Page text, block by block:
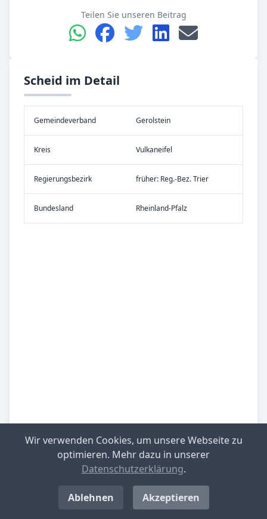
Teilen Sie unseren Beitrag
Scheid im Detail
Gemeinde­verband Gerolstein
Kreis Vulkaneifel
Re­gier­ungs­bezirk früher: Reg.-Bez. Trier
Bundes­land Rheinland-Pfalz
Be­sied­lung gering besiedelt
Be­lieb­te Rei­se­zie­le Eifel
Wir verwenden Cookies, um unsere Webseite zu
optimieren. Mehr dazu in unserer
Datenschutzerklärung.
Ablehnen Akzeptieren